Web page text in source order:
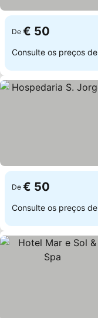
De € 50
Consulte os preços de
De € 50
Consulte os preços de